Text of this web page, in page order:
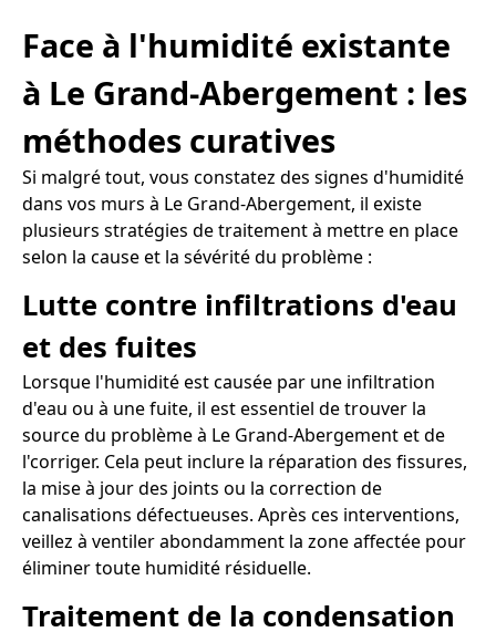
Face à l'humidité existante
à Le Grand-Abergement : les
méthodes curatives
Si malgré tout, vous constatez des signes d'humidité
dans vos murs à Le Grand-Abergement, il existe
plusieurs stratégies de traitement à mettre en place
selon la cause et la sévérité du problème :
Lutte contre infiltrations d'eau
et des fuites
Lorsque l'humidité est causée par une infiltration
d'eau ou à une fuite, il est essentiel de trouver la
source du problème à Le Grand-Abergement et de
l'corriger. Cela peut inclure la réparation des fissures,
la mise à jour des joints ou la correction de
canalisations défectueuses. Après ces interventions,
veillez à ventiler abondamment la zone affectée pour
éliminer toute humidité résiduelle.
Traitement de la condensation